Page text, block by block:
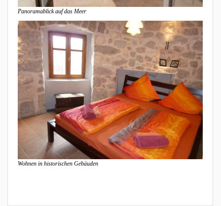
Panoramablick auf das Meer
Wohnen in historischen Gebäuden